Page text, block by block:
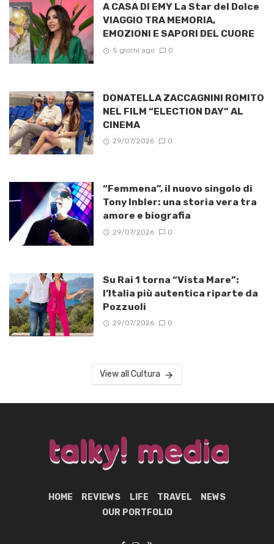
A CASA DI EMY La Star del Dolce
VIAGGIO TRA MEMORIA,
EMOZIONI E SAPORI DEL CUORE
5 giorni ago 0
DONATELLA ZACCAGNINI ROMITO
NEL FILM “ELECTION DAY” AL
CINEMA
29/07/2026 0
“Femmena”, il nuovo singolo di
Tony Inbler: una storia vera tra
amore e biografia
29/07/2026 0
Su Rai 1 torna “Vista Mare”:
l’Italia più autentica riparte da
Pozzuoli
29/07/2026 0
View all Cultura
HOME REVIEWS LIFE TRAVEL
NEWS
OUR PORTFOLIO